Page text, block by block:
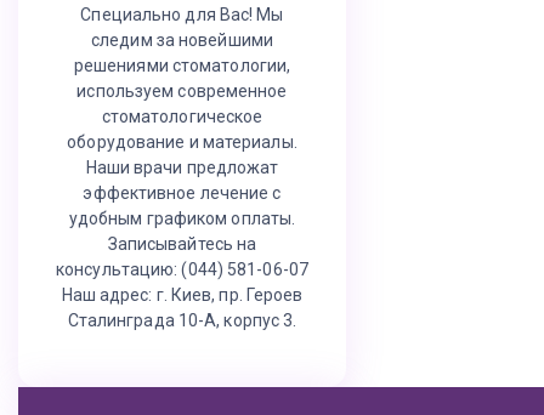
Специально для Вас! Мы
следим за новейшими
решениями стоматологии,
используем современное
стоматологическое
оборудование и материалы.
Наши врачи предложат
эффективное лечение с
удобным графиком оплаты.
Записывайтесь на
консультацию: (044) 581-06-07
Наш адрес: г. Киев, пр. Героев
Сталинграда 10-А, корпус 3.